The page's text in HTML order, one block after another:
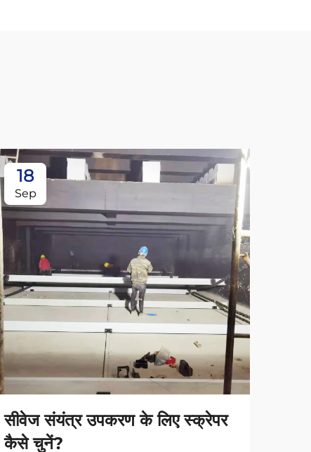
18
Sep
सीवेज संयंत्र उपकरण के लिए स्क्रेपर
कैसे चुनें?